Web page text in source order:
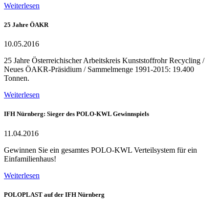
Weiterlesen
25 Jahre ÖAKR
10.05.2016
25 Jahre Österreichischer Arbeitskreis Kunststoffrohr Recycling /
Neues ÖAKR-Präsidium / Sammelmenge 1991-2015: 19.400
Tonnen.
Weiterlesen
IFH Nürnberg: Sieger des POLO-KWL Gewinnspiels
11.04.2016
Gewinnen Sie ein gesamtes POLO-KWL Verteilsystem für ein
Einfamilienhaus!
Weiterlesen
POLOPLAST auf der IFH Nürnberg